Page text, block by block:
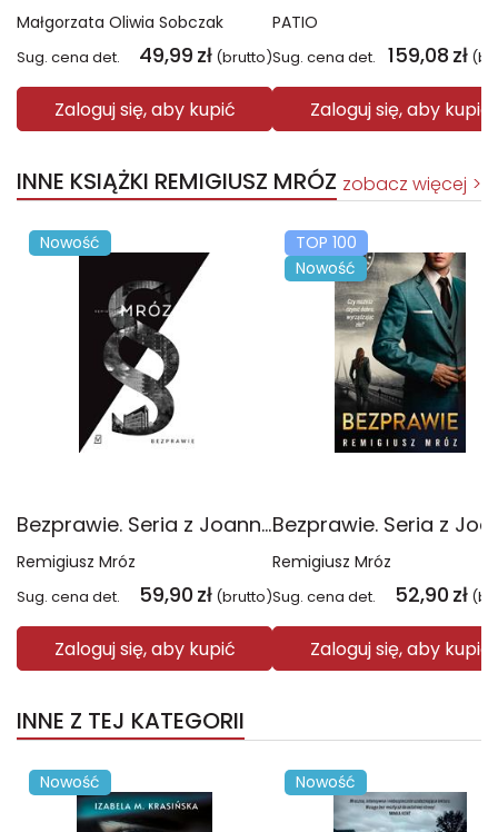
Małgorzata Oliwia Sobczak
Sug. cena det. 49,99 zł (brutto)
Zaloguj się, aby kupić
PATIO
Sug. cena det. 159,08 zł
Zaloguj się, aby kupić
INNE KSIĄŻKI REMIGIUSZ MRÓZ zobacz więcej
Nowość
Bezprawie. Seria z Joanną Chyłką. Tom 20 wyd. specjalne
Remigiusz Mróz
Sug. cena det. 59,90 zł (brutto)
Zaloguj się, aby kupić
TOP 100
Nowość
Remigiusz Mróz
Sug. cena det. 52,90 zł
Zaloguj się, aby kupić
INNE Z TEJ KATEGORII
Nowość Nowość